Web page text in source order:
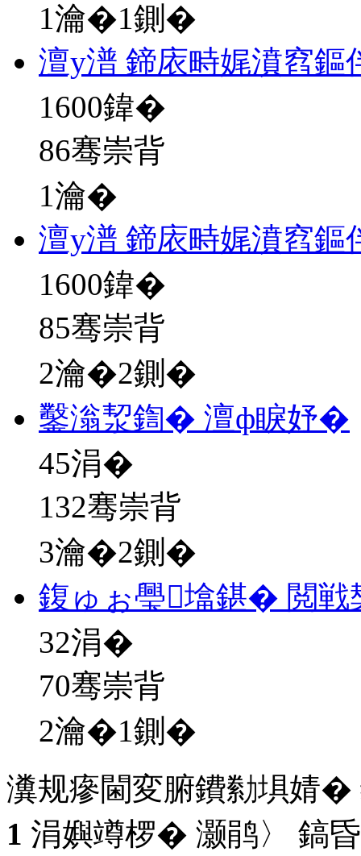
1瀹�1鍘�
澶у潽 鍗庡畤娓濆窞鏂
1600鍏�
86骞崇背
1瀹�
澶у潽 鍗庡畤娓濆窞鏂
1600鍏�
85骞崇背
2瀹�2鍘�
鑿滃洯鍧� 澶ф睙妤�
45涓�
132骞崇背
3瀹�2鍘�
鍑ゅぉ璺墖鍖� 閲戦
32涓�
70骞崇背
2瀹�1鍘�
瀵规瘮閫変腑鐨勬埧婧�
1 涓嬩竴椤� 灏鹃〉 鎬